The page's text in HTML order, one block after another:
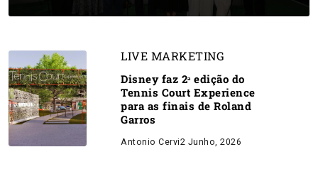
LIVE MARKETING
Disney faz 2ᵃ edição do
Tennis Court Experience
para as finais de Roland
Garros
Antonio Cervi2 Junho, 2026